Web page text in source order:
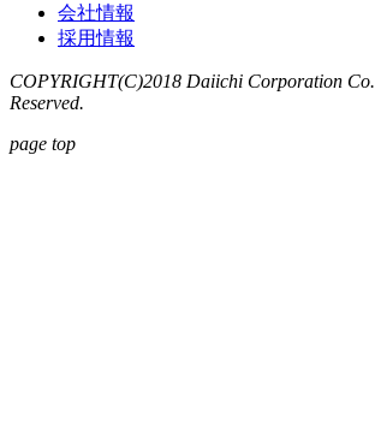
会社情報
採用情報
COPYRIGHT(C)2018 Daiichi Corporation Co.
Reserved.
page top